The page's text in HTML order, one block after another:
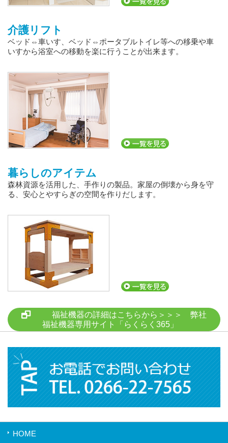
介護リフト
ベッド⇔車いす、ベッド⇔ポータブルトイレ等への移乗や車
いすから浴室への移動を楽に行うことが出来ます。
暮らしのアイテム
森林資源を活用した、手作りの製品。家屋の倒壊から身を守
る、安心とやすらぎの空間を作りだします。
福祉機器の詳細はこちらから＞＞＞ 弊社
福祉機器専用サイト「らくらく365」
HOME